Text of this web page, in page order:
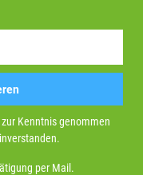
zur Kenntnis genommen
per Mail.